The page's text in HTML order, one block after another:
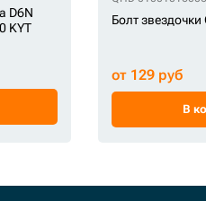
D6N
KYT
Болт
от 129 руб
В